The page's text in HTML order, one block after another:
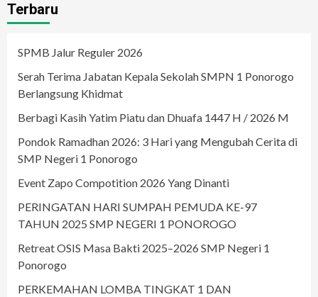
Terbaru
SPMB Jalur Reguler 2026
Serah Terima Jabatan Kepala Sekolah SMPN 1 Ponorogo
Berlangsung Khidmat
Berbagi Kasih Yatim Piatu dan Dhuafa 1447 H / 2026 M
Pondok Ramadhan 2026: 3 Hari yang Mengubah Cerita di
SMP Negeri 1 Ponorogo
Event Zapo Compotition 2026 Yang Dinanti
PERINGATAN HARI SUMPAH PEMUDA KE-97
TAHUN 2025 SMP NEGERI 1 PONOROGO
Retreat OSIS Masa Bakti 2025–2026 SMP Negeri 1
Ponorogo
PERKEMAHAN LOMBA TINGKAT 1 DAN